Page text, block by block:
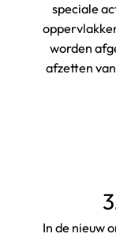
speciale
worden
afzetten
In de nieuw